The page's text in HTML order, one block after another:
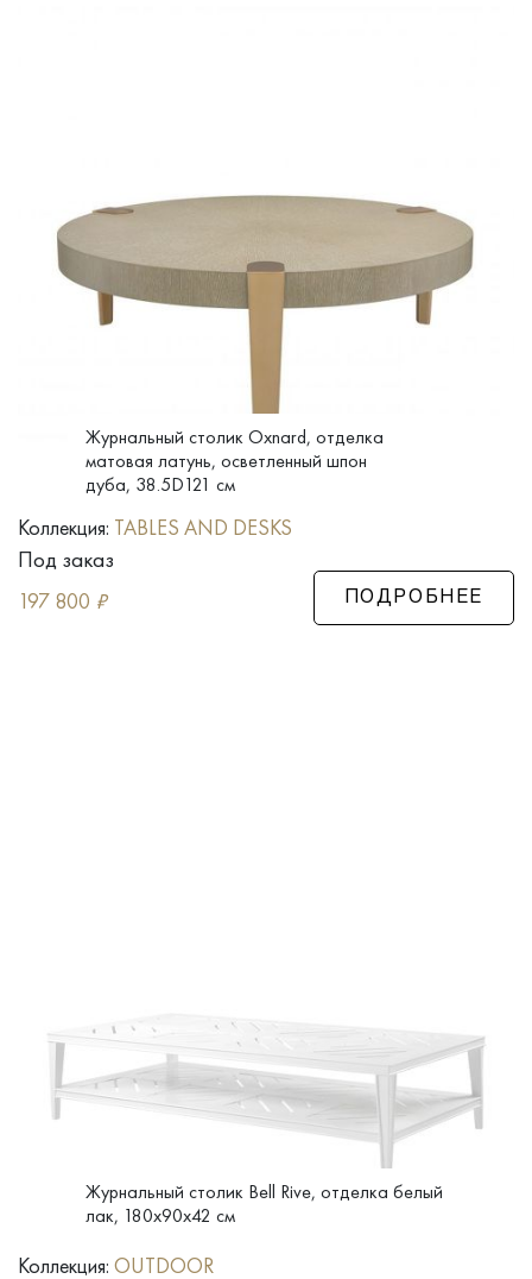
Журнальный столик Oxnard, отделка
матовая латунь, осветленный шпон
дуба, 38.5D121 см
Коллекция: TABLES AND DESKS
Под заказ
197 800 ₽ ПОДРОБНЕЕ
Журнальный столик Bell Rive, отделка белый
лак, 180x90x42 см
Коллекция: OUTDOOR